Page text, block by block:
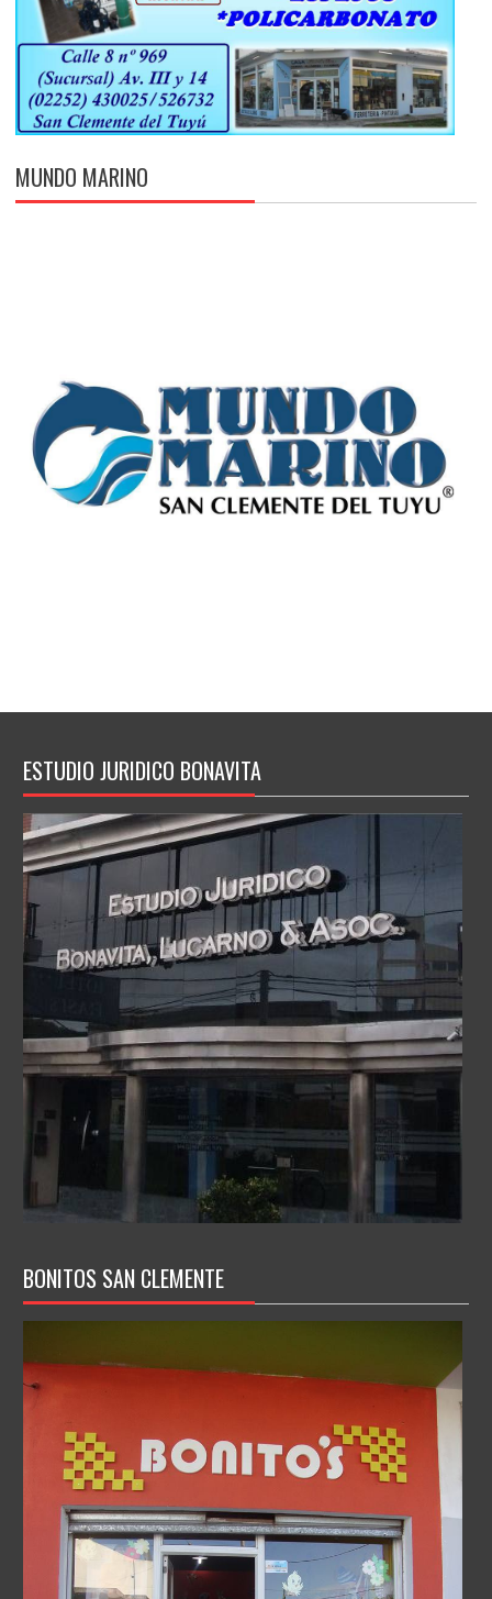
MUNDO MARINO
ESTUDIO JURIDICO BONAVITA
BONITOS SAN CLEMENTE